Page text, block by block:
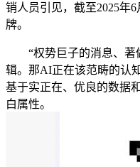
销人员引见，截至2025年
牌。
“权势巨子的消息、著
辑。那AI正在该范畴的认
基于实正在、优良的数据
白属性。